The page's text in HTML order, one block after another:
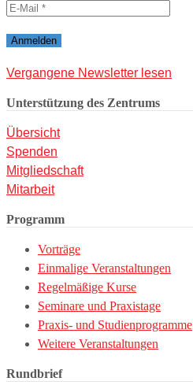
Vergangene Newsletter lesen
Unterstützung des Zentrums
Übersicht
Spenden
Mitgliedschaft
Mitarbeit
Programm
Vorträge
Einmalige Veranstaltungen
Regelmäßige Kurse
Seminare und Praxistage
Praxis- und Studienprogramme
Weitere Veranstaltungen
Rundbrief